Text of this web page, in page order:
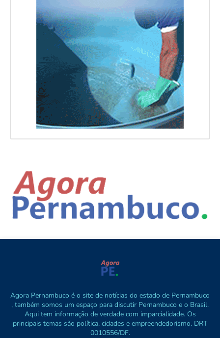
Agora Pernambuco é o site de notícias do estado de Pernambuco
, também somos um espaço para discutir Pernambuco e o Brasil.
Aqui tem informação de verdade com imparcialidade. Os
principais temas são política, cidades e empreendedorismo. DRT
0010556/DF.